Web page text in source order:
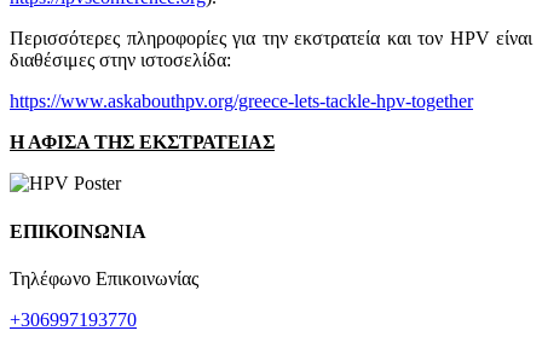
Περισσότερες πληροφορίες για την εκστρατεία και τον HPV είναι
διαθέσιμες στην ιστοσελίδα:
https://www.askabouthpv.org/greece-lets-tackle-hpv-together
Η ΑΦΙΣΑ ΤΗΣ ΕΚΣΤΡΑΤΕΙΑΣ
ΕΠΙΚΟΙΝΩΝΙΑ
Τηλέφωνο Επικοινωνίας
+306997193770